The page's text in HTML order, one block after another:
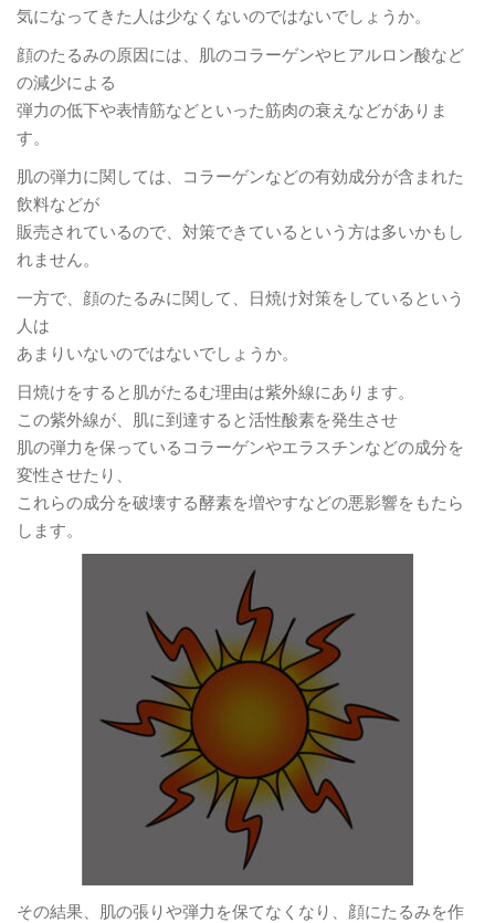
気になってきた人は少なくないのではないでしょうか。
顔のたるみの原因には、肌のコラーゲンやヒアルロン酸など
の減少による
弾力の低下や表情筋などといった筋肉の衰えなどがありま
す。
肌の弾力に関しては、コラーゲンなどの有効成分が含まれた
飲料などが
販売されているので、対策できているという方は多いかもし
れません。
一方で、顔のたるみに関して、日焼け対策をしているという
人は
あまりいないのではないでしょうか。
日焼けをすると肌がたるむ理由は紫外線にあります。
この紫外線が、肌に到達すると活性酸素を発生させ
肌の弾力を保っているコラーゲンやエラスチンなどの成分を
変性させたり、
これらの成分を破壊する酵素を増やすなどの悪影響をもたら
します。
その結果、肌の張りや弾力を保てなくなり、顔にたるみを作